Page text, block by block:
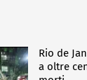
Rio de
a oltre